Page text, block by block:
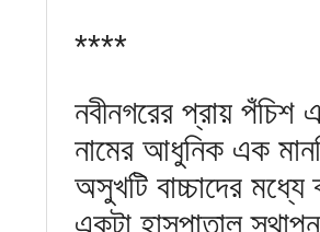
****
নবীনগরের প্রায় পঁচিশ
নামের আধুনিক এক
অসুখটি বাচ্চাদের
একটা হাসপাতাল